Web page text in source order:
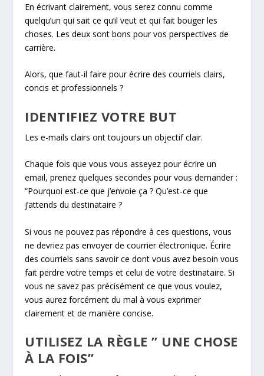
En écrivant clairement, vous serez connu comme
quelqu’un qui sait ce qu’il veut et qui fait bouger les
choses. Les deux sont bons pour vos perspectives de
carrière.
Alors, que faut-il faire pour écrire des courriels clairs,
concis et professionnels ?
IDENTIFIEZ VOTRE BUT
Les e-mails clairs ont toujours un objectif clair.
Chaque fois que vous vous asseyez pour écrire un
email, prenez quelques secondes pour vous demander :
“Pourquoi est-ce que j’envoie ça ? Qu’est-ce que
j’attends du destinataire ?
Si vous ne pouvez pas répondre à ces questions, vous
ne devriez pas envoyer de courrier électronique. Écrire
des courriels sans savoir ce dont vous avez besoin vous
fait perdre votre temps et celui de votre destinataire. Si
vous ne savez pas précisément ce que vous voulez,
vous aurez forcément du mal à vous exprimer
clairement et de manière concise.
UTILISEZ LA RÈGLE ” UNE CHOSE
À LA FOIS”